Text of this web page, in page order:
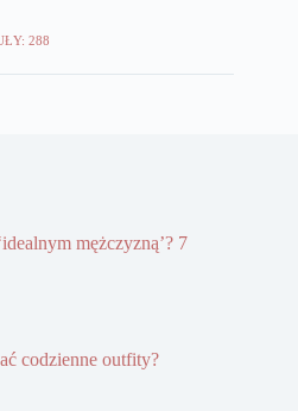
288
mężczyzną’? 7
codzienne outfity?